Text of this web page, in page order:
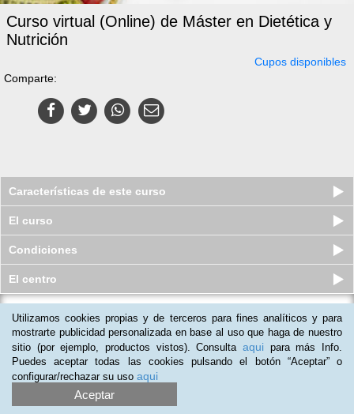
Curso virtual (Online) de Máster en Dietética y
Nutrición
Cupos disponibles
Comparte:
Características de este curso
El curso
Condiciones
El centro
Pack de 3 Cursos virtuales (Online)
Superior de Adelgazamiento...
Plazas agotadas
$452.000 $169.000
( 1)
Utilizamos cookies propias y de terceros para fines analíticos y para
mostrarte publicidad personalizada en base al uso que haga de nuestro
sitio (por ejemplo, productos vistos). Consulta aqui para más Info.
Puedes aceptar todas las cookies pulsando el botón “Aceptar” o
configurar/rechazar su uso aqui
Aceptar